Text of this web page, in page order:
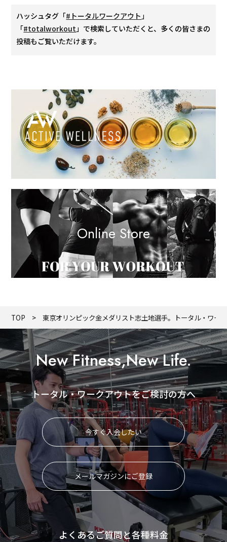
ハッシュタグ「#トータルワークアウト」
「#totalworkout」で検索していただくと、多くの皆さまの
投稿もご覧いただけます。
Online Store
TOP 東京オリンピック金メダリスト志土地選手。トータル・ワー
New Fitness,New Life.
トータル・ワークアウトをご検討の方へ
今すぐ入会したい
メールマガジンにご登録
よくあるご質問と各種料金